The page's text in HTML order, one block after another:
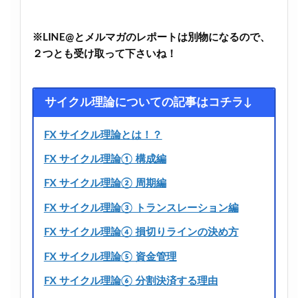
※LINE@とメルマガのレポートは別物になるので、
２つとも受け取って下さいね！
サイクル理論についての記事はコチラ↓
FX サイクル理論とは！？
FX サイクル理論① 構成編
FX サイクル理論② 周期編
FX サイクル理論③ トランスレーション編
FX サイクル理論④ 損切りラインの決め方
FX サイクル理論⑤ 資金管理
FX サイクル理論⑥ 分割決済する理由